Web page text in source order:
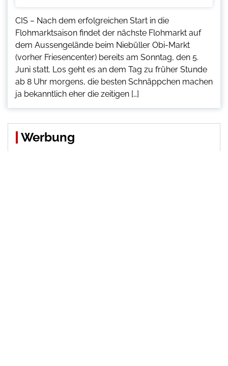
CIS – Nach dem erfolgreichen Start in die
Flohmarktsaison findet der nächste Flohmarkt auf
dem Aussengelände beim Niebüller Obi-Markt
(vorher Friesencenter) bereits am Sonntag, den 5.
Juni statt. Los geht es an dem Tag zu früher Stunde
ab 8 Uhr morgens, die besten Schnäppchen machen
ja bekanntlich eher die zeitigen […]
Werbung